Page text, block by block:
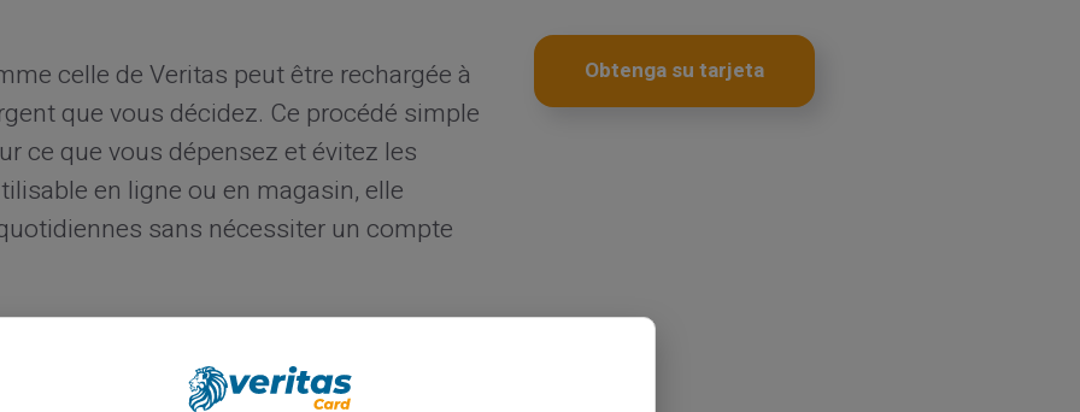
celle de Veritas peut être rechargée à
que vous décidez. Ce procédé simple
ce que vous dépensez et évitez les
en ligne ou en magasin, elle
sans nécessiter un compte
la carte prépayée peut
Obtenga su tarjeta